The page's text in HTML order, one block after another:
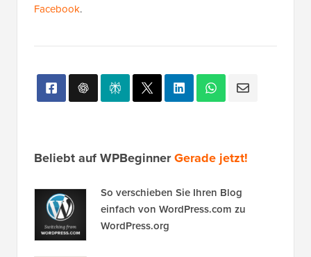
Facebook.
Beliebt auf WPBeginnerGerade jetzt!
So verschieben Sie Ihren Blog
einfach von WordPress.com zu
WordPress.org